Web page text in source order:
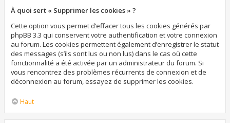
À quoi sert « Supprimer les cookies » ?
Cette option vous permet d’effacer tous les cookies générés par
phpBB 3.3 qui conservent votre authentification et votre connexion
au forum. Les cookies permettent également d’enregistrer le statut
des messages (s’ils sont lus ou non lus) dans le cas où cette
fonctionnalité a été activée par un administrateur du forum. Si
vous rencontrez des problèmes récurrents de connexion et de
déconnexion au forum, essayez de supprimer les cookies.
Haut